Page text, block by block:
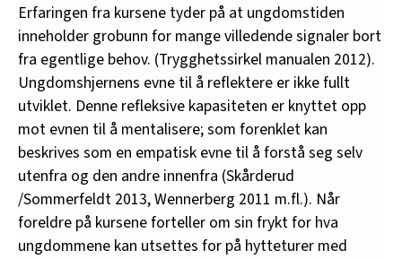
Erfaringen fra kursene tyder på at ungdomstiden
inneholder grobunn for mange villedende signaler bort
fra egentlige behov. (Trygghetssirkel manualen 2012).
Ungdomshjernens evne til å reflektere er ikke fullt
utviklet. Denne refleksive kapasiteten er knyttet opp
mot evnen til å mentalisere; som forenklet kan
beskrives som en empatisk evne til å forstå seg selv
utenfra og den andre innenfra (Skårderud
/Sommerfeldt 2013, Wennerberg 2011 m.fl.). Når
foreldre på kursene forteller om sin frykt for hva
ungdommene kan utsettes for på hytteturer med